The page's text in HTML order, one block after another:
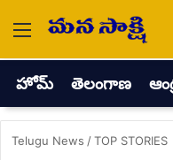
Menu
హోమ్ తెలంగాణ
Telugu News /TOP STORIES